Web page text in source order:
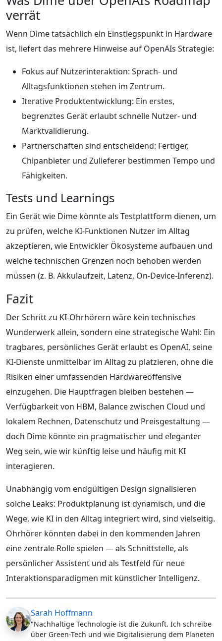
verrät
Wenn Dime tatsächlich ein Einstiegspunkt in Hardware
ist, liefert das mehrere Hinweise auf OpenAIs Strategie:
Fokus auf Nutzerinteraktion: Sprach- und
Alltagsfunktionen stehen im Zentrum.
Iterative Produktentwicklung: Ein erstes,
begrenztes Gerät erlaubt schnelle Nutzer- und
Marktvalidierung.
Partnerschaften sind entscheidend: Fertiger,
Chipanbieter und Zulieferer bestimmen Tempo und
Fähigkeiten.
Tests und Learnings
Ein Gerät wie Dime könnte als Testplattform dienen, um
zu prüfen, welche KI-Funktionen Nutzer im Alltag
akzeptieren, wie Entwickler Ökosysteme aufbauen und
welche technischen Grenzen noch behoben werden
müssen (z. B. Akkulaufzeit, Latenz, On-Device-Inferenz).
Fazit
Der Schritt zu KI-Ohrhörern wäre kein technisches
Wunderwerk allein, sondern eine strategische Wahl: Ein
tragbares, persönliches Gerät erlaubt es OpenAI, seine
KI-Dienste unmittelbar im Alltag zu platzieren, ohne die
Risiken einer umfassenden Hardwareoffensive
einzugehen. Die Hauptfragen bleiben bestehen —
Verfügbarkeit von HBM, Balance zwischen Cloud und
lokalem Rechnen, Datenschutz und Preisgestaltung —
doch Dime könnte ein pragmatischer und eleganter
Weg sein, wie wir künftig leise und häufig mit KI
interagieren.
Unabhängig vom endgültigen Design signalisieren
solche Leaks: Produktplanung ist dynamisch, und die
Wege, wie KI in den Alltag integriert wird, sind vielseitig.
Ohrhörer könnten dabei in den kommenden Jahren
eine zentrale Rolle spielen — als Schnittstelle, als
persönlicher Assistent und als Testfeld für neue
Interaktionsparadigmen mit künstlicher Intelligenz.
Sarah Hoffmann
"Nachhaltige Technologie ist die Zukunft. Ich schreibe
über Green-Tech und wie Digitalisierung dem Planeten